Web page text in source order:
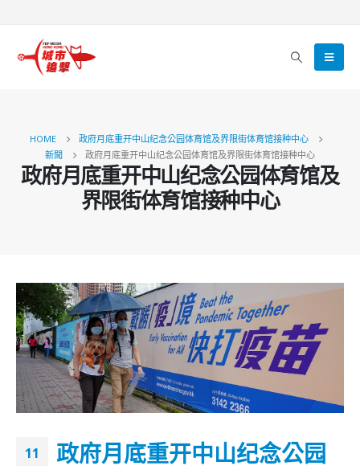
HOME
政府月底重开中山纪念公园体育馆及界限街体育馆接种中心
新聞
政府月底重开中山纪念公园体育馆及界限街体育馆接种中心
政府月底重开中山纪念公园体育馆及
界限街体育馆接种中心
11
政府月底重开中山纪念公园